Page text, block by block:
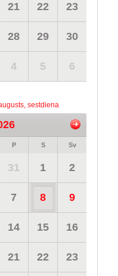
21 22 23
28 29 30
4 5 6
sestdiena
P S Sv
31 1 2
7 8 9
14 15 16
21 22 23